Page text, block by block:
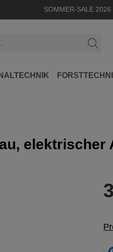
SOMMER-SALE 2026
elektrischer